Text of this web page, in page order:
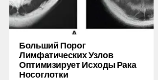
Больший Порог
Лимфатических Узлов
Оптимизирует Исходы Рака
Носоглотки